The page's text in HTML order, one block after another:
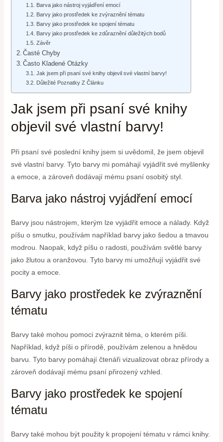
Barva jako nástroj vyjádření emocí
Barvy jako prostředek ke zvýraznění tématu
Barvy jako prostředek ke spojení tématu
Barvy jako prostředek ke zdůraznění důležitých bodů
Závěr
Časté Chyby
Často Kladené Otázky
Jak jsem při psaní své knihy objevil své vlastní barvy!
Důležité Poznatky Z Článku
Jak jsem při psaní své knihy
objevil své vlastní barvy!
Při psaní své poslední knihy jsem si uvědomil, že jsem objevil
své vlastní barvy. Tyto barvy mi pomáhají vyjádřit své myšlenky
a emoce, a zároveň dodávají mému psaní osobitý styl.
Barva jako nástroj vyjádření emocí
Barvy jsou nástrojem, kterým lze vyjádřit emoce a nálady. Když
píšu o smutku, používám například barvy jako šedou a tmavou
modrou. Naopak, když píšu o radosti, používám světlé barvy
jako žlutou a oranžovou. Tyto barvy mi umožňují vyjádřit své
pocity a emoce.
Barvy jako prostředek ke zvýraznění
tématu
Barvy také mohou pomoci zvýraznit téma, o kterém píši.
Například, když píši o přírodě, používám zelenou a hnědou
barvu. Tyto barvy pomáhají čtenáři vizualizovat obraz přírody a
zároveň dodávají mému psaní přirozený vzhled.
Barvy jako prostředek ke spojení
tématu
Barvy také mohou být použity k propojení tématu v rámci knihy.